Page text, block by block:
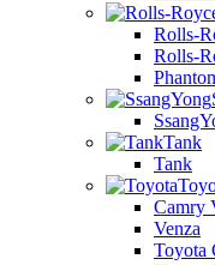
Rolls-
Rolls-
Tank
Tank
Camry
Venza
Toyota